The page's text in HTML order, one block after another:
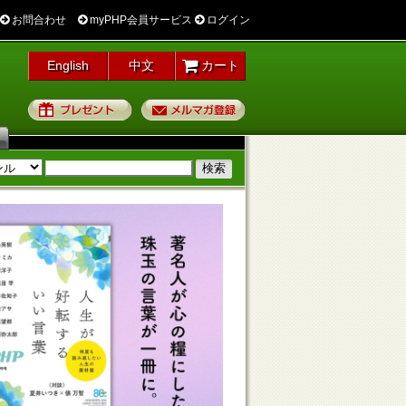
お問合わせ myPHP会員サービス ログイン
English 中文 カート
プレゼント